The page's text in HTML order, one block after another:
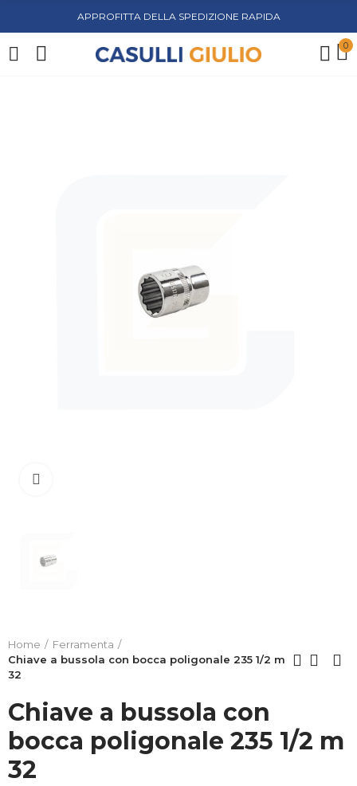
APPROFITTA DELLA SPEDIZIONE RAPIDA
0
Home
Ferramenta
Chiave a bussola con bocca poligonale 235 1/2 m
32
Chiave a bussola con
bocca poligonale 235 1/2 m
32